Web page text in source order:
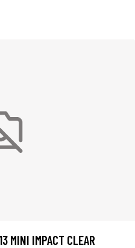
MINI IMPACT CLEAR